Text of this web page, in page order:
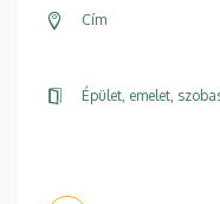
Cím
Épület, emelet,